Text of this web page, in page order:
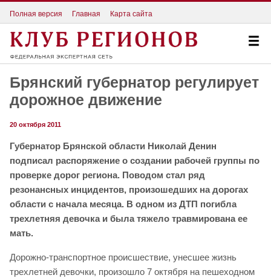
Полная версия Главная Карта сайта
Брянский губернатор регулирует
дорожное движение
20 октября 2011
Губернатор Брянской области Николай Денин
подписал распоряжение о создании рабочей группы по
проверке дорог региона. Поводом стал ряд
резонансных инцидентов, произошедших на дорогах
области с начала месяца. В одном из ДТП погибла
трехлетняя девочка и была тяжело травмирована ее
мать.
Дорожно-транспортное происшествие, унесшее жизнь
трехлетней девочки, произошло 7 октября на пешеходном